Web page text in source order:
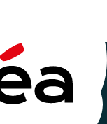
en Région